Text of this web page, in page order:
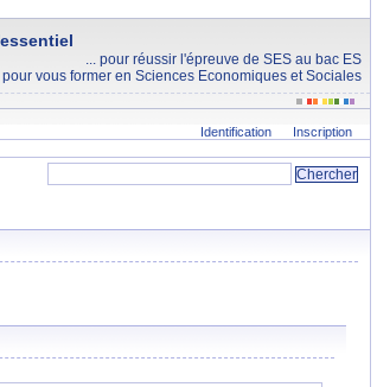
... pour réussir l'épreuve de SES au bac ES
pour vous former en Sciences Economiques et Sociales
Identification Inscription